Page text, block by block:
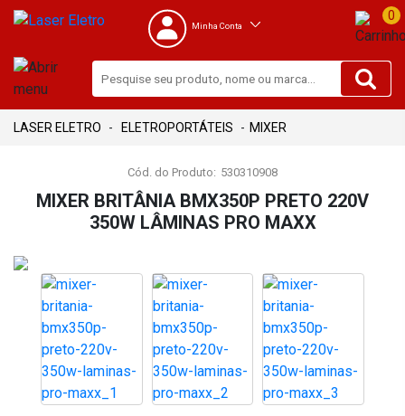
Minha Conta
0
ELETROPORTÁTEIS MIXER
Cód. do Produto: 530310908
MIXER BRITÂNIA BMX350P PRETO 220V
350W LÂMINAS PRO MAXX